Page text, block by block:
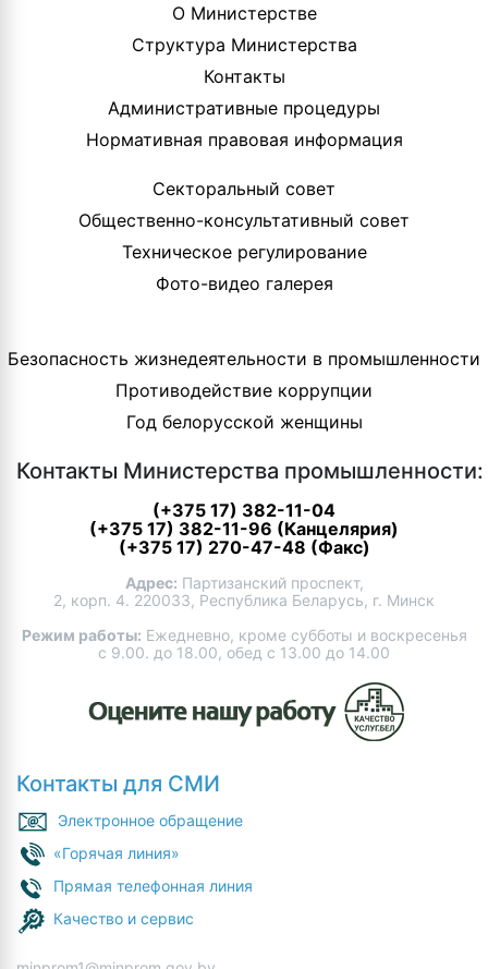
О Министерстве
Структура Министерства
Контакты
Административные процедуры
Нормативная правовая информация
Секторальный совет
Общественно-консультативный совет
Техническое регулирование
Фото-видео галерея
Безопасность жизнедеятельности в промышленности
Противодействие коррупции
Год белорусской женщины
Контакты Министерства промышленности:
(+375 17) 382-11-04
(+375 17) 382-11-96 (Канцелярия)
(+375 17) 270-47-48 (Факс)
Адрес: Партизанский проспект,
2, корп. 4. 220033, Республика Беларусь, г. Минск
Режим работы: Ежедневно, кроме субботы и воскресенья
с 9.00. до 18.00, обед с 13.00 до 14.00
Контакты для СМИ
Электронное обращение
«Горячая линия»
Прямая телефонная линия
Качество и сервис